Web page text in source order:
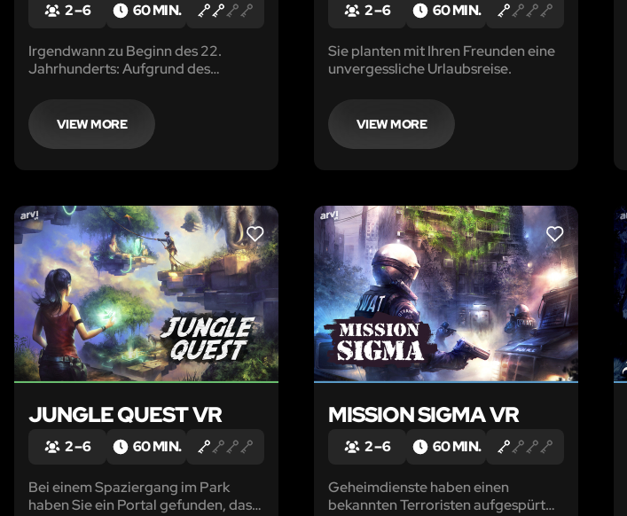
2 – 6 60 MIN.
Irgendwann zu Beginn des 22.
Jahrhunderts: Aufgrund des
Fortschritts ist die Gesellschaft
zusammengebrochen.
VIEW MORE
2 – 6 60 MIN.
Sie planten mit Ihren Freunden eine
unvergessliche Urlaubsreise.
VIEW MORE
LIKE
JUNGLE QUEST VR
2 – 6 60 MIN.
Bei einem Spaziergang im Park
haben Sie ein Portal gefunden, das
LIKE
MISSION SIGMA VR
2 – 6 60 MIN.
Geheimdienste haben einen
bekannten Terroristen aufgespürt